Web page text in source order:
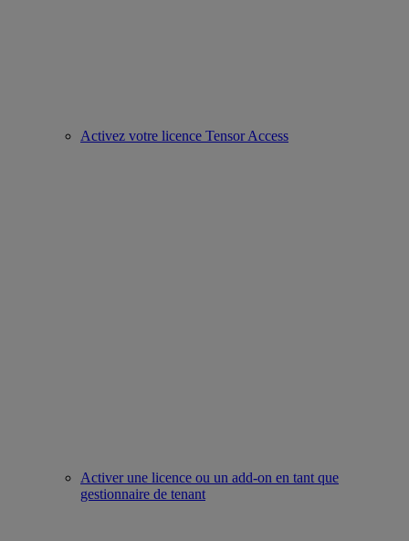
Activez votre licence Tensor Access
Activer une licence ou un add-on en tant que
gestionnaire de tenant